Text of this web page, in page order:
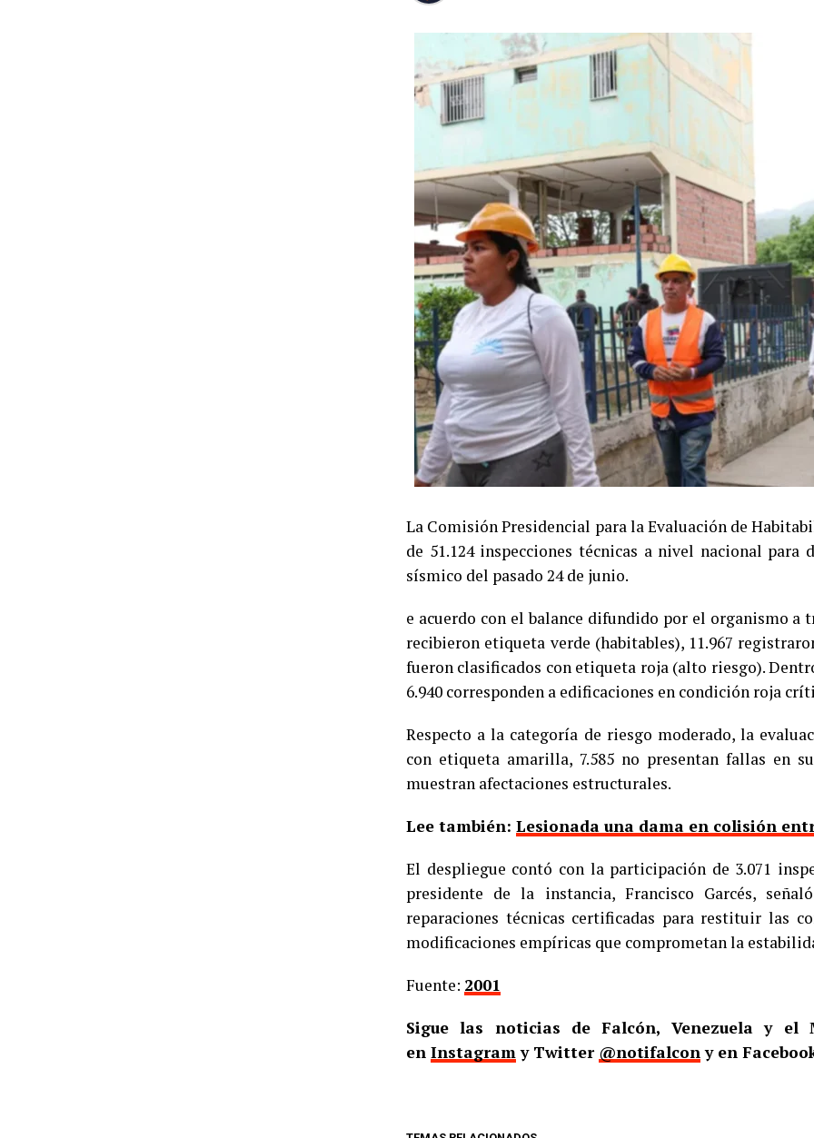
La Comisión Presidencial para la Evaluación de
de 51.124 inspecciones técnicas a nivel nacional
sísmico del pasado 24 de junio.
e acuerdo con el balance difundido por el organismo a
recibieron etiqueta verde (habitables), 11.967
fueron clasificados con etiqueta roja (alto riesgo).
6.940 corresponden a edificaciones en condición roja
Respecto a la categoría de riesgo moderado, la
con etiqueta amarilla, 7.585 no presentan fallas en
muestran afectaciones estructurales.
Lee también: Lesionada una dama en colisión
El despliegue contó con la participación de 3.071
presidente de la instancia, Francisco Garcés,
reparaciones técnicas certificadas para restituir las
modificaciones empíricas que comprometan la
Fuente: 2001
Sigue las noticias de Falcón, Venezuela y
en Instagramy Twitter @notifalcony en